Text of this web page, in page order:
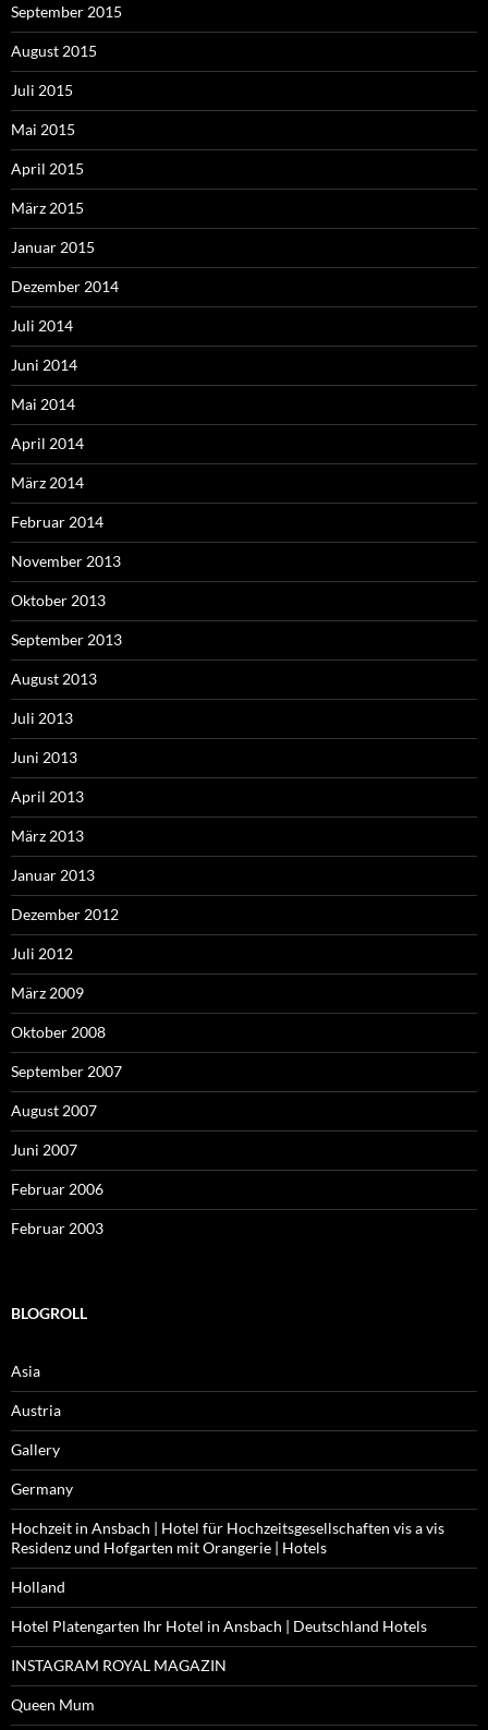
September 2015
August 2015
Juli 2015
Mai 2015
April 2015
März 2015
Januar 2015
Dezember 2014
Juli 2014
Juni 2014
Mai 2014
April 2014
März 2014
Februar 2014
November 2013
Oktober 2013
September 2013
August 2013
Juli 2013
Juni 2013
April 2013
März 2013
Januar 2013
Dezember 2012
Juli 2012
März 2009
Oktober 2008
September 2007
August 2007
Juni 2007
Februar 2006
Februar 2003
BLOGROLL
Asia
Austria
Gallery
Germany
Hochzeit in Ansbach | Hotel für Hochzeitsgesellschaften vis a vis
Residenz und Hofgarten mit Orangerie | Hotels
Holland
Hotel Platengarten Ihr Hotel in Ansbach | Deutschland Hotels
INSTAGRAM ROYAL MAGAZIN
Queen Mum